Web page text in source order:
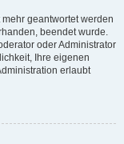
geantwortet werden
beendet wurde.
oder Administrator
Ihre eigenen
erlaubt